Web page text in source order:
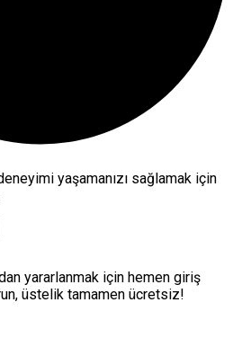
yaşamanızı sağlamak için
yararlanmak için hemen giriş
üstelik tamamen ücretsiz!